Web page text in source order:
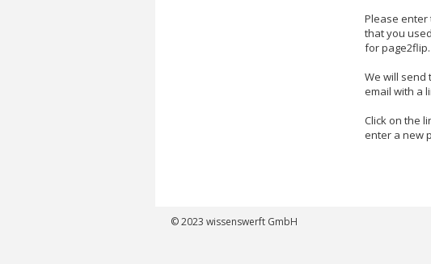
Please
that you
for page2flip.
We will send
email with a
Click on the
enter a new
© 2023 wissenswerft GmbH